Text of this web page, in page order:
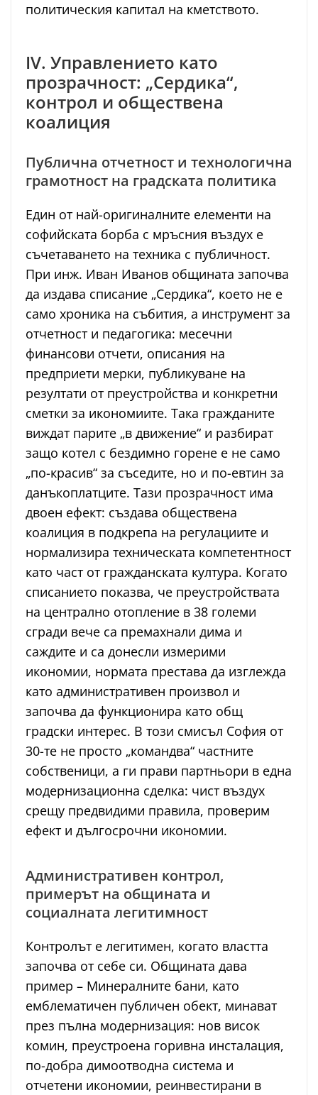
политическия капитал на кметството.
IV. Управлението като
прозрачност: „Сердика“,
контрол и обществена
коалиция
Публична отчетност и технологична
грамотност на градската политика
Един от най-оригиналните елементи на
софийската борба с мръсния въздух е
съчетаването на техника с публичност.
При инж. Иван Иванов общината започва
да издава списание „Сердика“, което не е
само хроника на събития, а инструмент за
отчетност и педагогика: месечни
финансови отчети, описания на
предприети мерки, публикуване на
резултати от преустройства и конкретни
сметки за икономиите. Така гражданите
виждат парите „в движение“ и разбират
защо котел с бездимно горене е не само
„по-красив“ за съседите, но и по-евтин за
данъкоплатците. Тази прозрачност има
двоен ефект: създава обществена
коалиция в подкрепа на регулациите и
нормализира техническата компетентност
като част от гражданската култура. Когато
списанието показва, че преустройствата
на централно отопление в 38 големи
сгради вече са премахнали дима и
саждите и са донесли измерими
икономии, нормата престава да изглежда
като административен произвол и
започва да функционира като общ
градски интерес. В този смисъл София от
30-те не просто „командва“ частните
собственици, а ги прави партньори в една
модернизационна сделка: чист въздух
срещу предвидими правила, проверим
ефект и дългосрочни икономии.
Административен контрол,
примерът на общината и
социалната легитимност
Контролът е легитимен, когато властта
започва от себе си. Общината дава
пример – Минералните бани, като
емблематичен публичен обект, минават
през пълна модернизация: нов висок
комин, преустроена горивна инсталация,
по-добра димоотводна система и
отчетени икономии, реинвестирани в